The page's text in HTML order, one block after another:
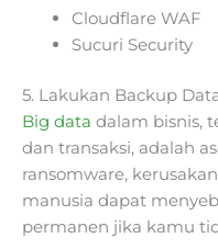
Cloudflare WAF
Sucuri Security
5. Lakukan Backup
Big data dalam bisnis,
dan transaksi, adalah
ransomware,
manusia dapat
permanen jika kamu